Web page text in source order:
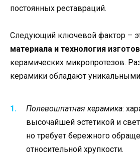
постоянных реставраций.
Следующий ключевой фактор –
материала и технология
керамических микропротезов.
керамики обладают
Полевошпатная керамика:
высочайшей эстетикой и
но требует бережного
относительной хрупкости.